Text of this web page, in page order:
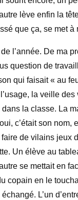
lève enfin la
que ça, se met à
l’année. De ma
question de
qui faisait « au
la veille
dans la classe. La
c’était son nom,
de vilains jeux
Un élève au
se mettait en
copain en le
L’un